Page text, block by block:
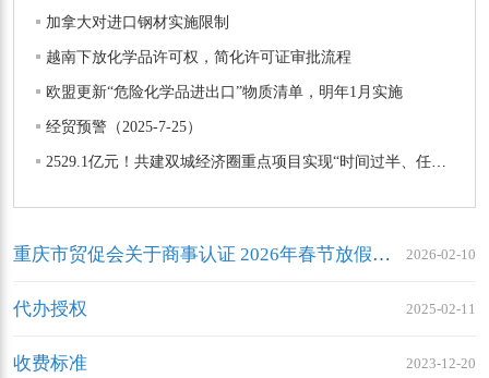
加拿大对进口钢材实施限制
越南下放化学品许可权，简化许可证审批流程
欧盟更新“危险化学品进出口”物质清单，明年1月实施
经贸预警（2025-7-25）
2529.1亿元！共建双城经济圈重点项目实现“时间过半、任务过半”
重庆市贸促会关于商事认证 2026年春节放假及工作安排的通知 2026-02-10
代办授权 2025-02-11
收费标准 2023-12-20